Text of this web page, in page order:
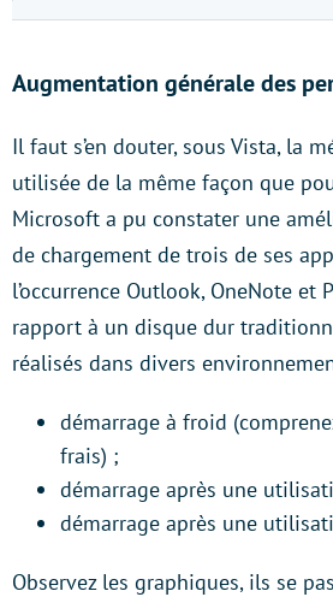
Augmentation générale des
Il faut s’en douter, sous Vista, la
utilisée de la même façon que
Microsoft a pu constater une
de chargement de trois de ses
l’occurrence Outlook, OneNote et
rapport à un disque dur
réalisés dans divers
démarrage à froid
frais) ;
démarrage après une
démarrage après une
Observez les graphiques, ils se